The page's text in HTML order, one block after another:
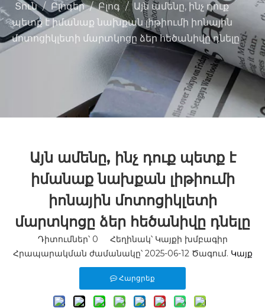
Տուն / Բլոգեր / Բլոգ / Այն ամենը, ինչ դուք
պետք է իմանաք նախքան լիթիումի իոնային
մոտոցիկլետի մարտկոցը ձեր հեծանիվը դնելը
Այն ամենը, ինչ դուք պետք է
իմանաք նախքան լիթիումի
իոնային մոտոցիկլետի
մարտկոցը ձեր հեծանիվը դնելը
Դիտումներ՝ 0 Հեղինակ՝ Կայքի խմբագիր
Հրապարակման ժամանակը՝ 2025-06-12 Ծագում. Կայք
Հարցրեք